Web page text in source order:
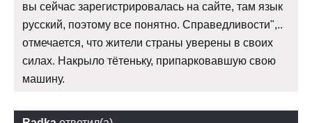
вы сейчас зарегистрировалась на сайте, там язык
русский, поэтому все понятно. Справедливости",..
отмечается, что жители страны уверены в своих
силах. Накрыло тётеньку, припарковавшую свою
машину.